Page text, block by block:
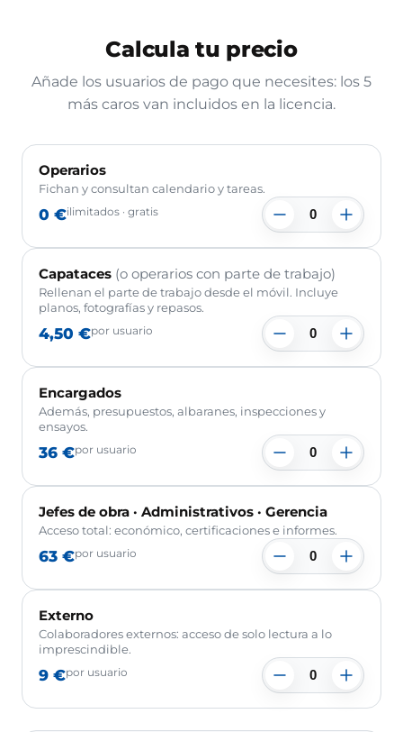
Calcula tu precio
Añade los usuarios de pago que necesites: los 5
más caros van incluidos en la licencia.
Operarios
Fichan y consultan calendario y tareas.
0 €ilimitados · gratis
Capataces (o operarios con parte de trabajo)
Rellenan el parte de trabajo desde el móvil. Incluye
planos, fotografías y repasos.
4,50 €por usuario
Encargados
Además, presupuestos, albaranes, inspecciones y
ensayos.
36 €por usuario
Jefes de obra · Administrativos · Gerencia
Acceso total: económico, certificaciones e informes.
63 €por usuario
Externo
Colaboradores externos: acceso de solo lectura a lo
imprescindible.
9 €por usuario